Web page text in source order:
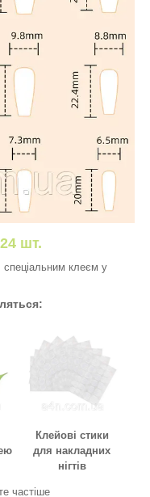
шт.
спеціальним клеєм у
Клейові стики
для накладних
нігтів
частіше